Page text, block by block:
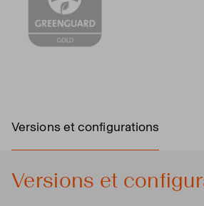
Versions et configurations
Versions et